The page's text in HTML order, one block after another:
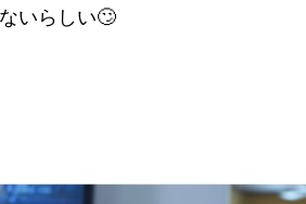
いらしい🙄